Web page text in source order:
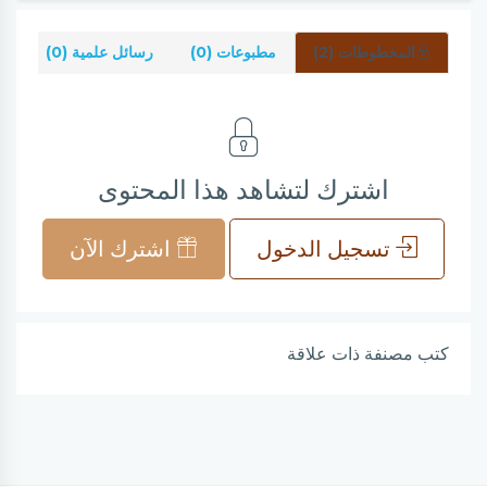
المخطوطات (2) مطبوعات (0) رسائل علمية (0)
اشترك لتشاهد هذا المحتوى
تسجيل الدخول اشترك الآن
كتب مصنفة ذات علاقة